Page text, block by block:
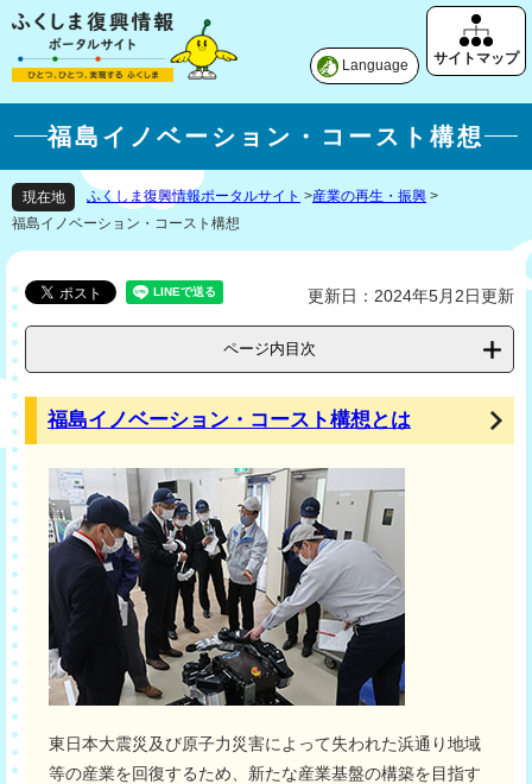
Language
福島イノベーション・コースト構想
現在地 ふくしま復興情報ポータルサイト >産業の再生・振興 >
福島イノベーション・コースト構想
更新日：2024年5月2日更新
ページ内目次
福島イノベーション・コースト構想とは
東日本大震災及び原子力災害によって失われた浜通り地域
等の産業を回復するため、新たな産業基盤の構築を目指す